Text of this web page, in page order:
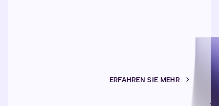
ERFAHREN SIE MEHR